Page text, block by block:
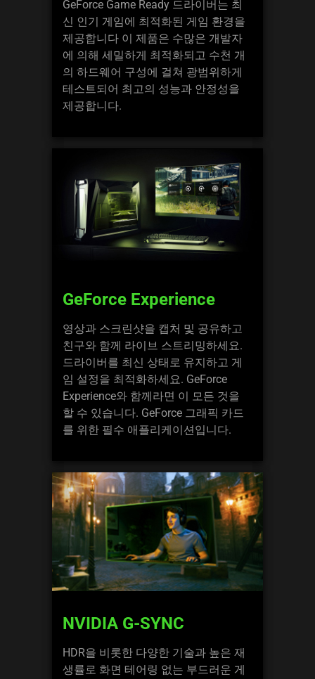
GeForce Game Ready 드라이버는 최
신 인기 게임에 최적화된 게임 환경을
제공합니다 이 제품은 수많은 개발자
에 의해 세밀하게 최적화되고 수천 개
의 하드웨어 구성에 걸쳐 광범위하게
테스트되어 최고의 성능과 안정성을
제공합니다.
GeForce Experience
영상과 스크린샷을 캡처 및 공유하고
친구와 함께 라이브 스트리밍하세요.
드라이버를 최신 상태로 유지하고 게
임 설정을 최적화하세요. GeForce
Experience와 함께라면 이 모든 것을
할 수 있습니다. GeForce 그래픽 카드
를 위한 필수 애플리케이션입니다.
NVIDIA G-SYNC
HDR을 비롯한 다양한 기술과 높은 재
생률로 화면 테어링 없는 부드러운 게